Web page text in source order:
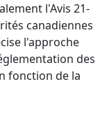
l'Avis 21-
canadiennes
l'approche
des
fonction de la